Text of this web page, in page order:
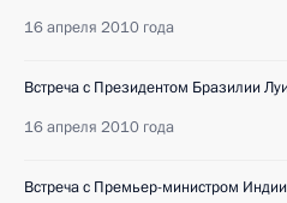
16 апреля 2010 года
Встреча с Президентом Бразилии
16 апреля 2010 года
Встреча с Премьер-министром